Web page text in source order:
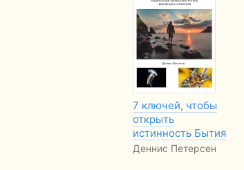
7 ключей, чтобы
открыть
истинность Бытия
Деннис Петерсен